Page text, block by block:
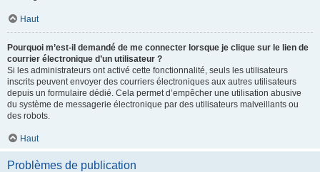
Haut
Pourquoi m’est-il demandé de me connecter lorsque je clique sur le lien de
courrier électronique d’un utilisateur ?
Si les administrateurs ont activé cette fonctionnalité, seuls les utilisateurs
inscrits peuvent envoyer des courriers électroniques aux autres utilisateurs
depuis un formulaire dédié. Cela permet d’empêcher une utilisation abusive
du système de messagerie électronique par des utilisateurs malveillants ou
des robots.
Haut
Problèmes de publication